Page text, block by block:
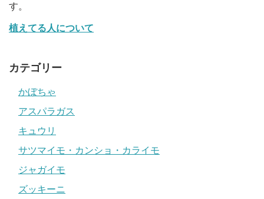
す。
植えてる人について
カテゴリー
かぼちゃ
アスパラガス
キュウリ
サツマイモ・カンショ・カライモ
ジャガイモ
ズッキーニ